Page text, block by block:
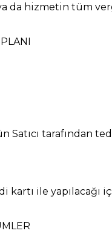
da hizmetin tüm
Satıcı tarafından
kartı ile yapılacağı